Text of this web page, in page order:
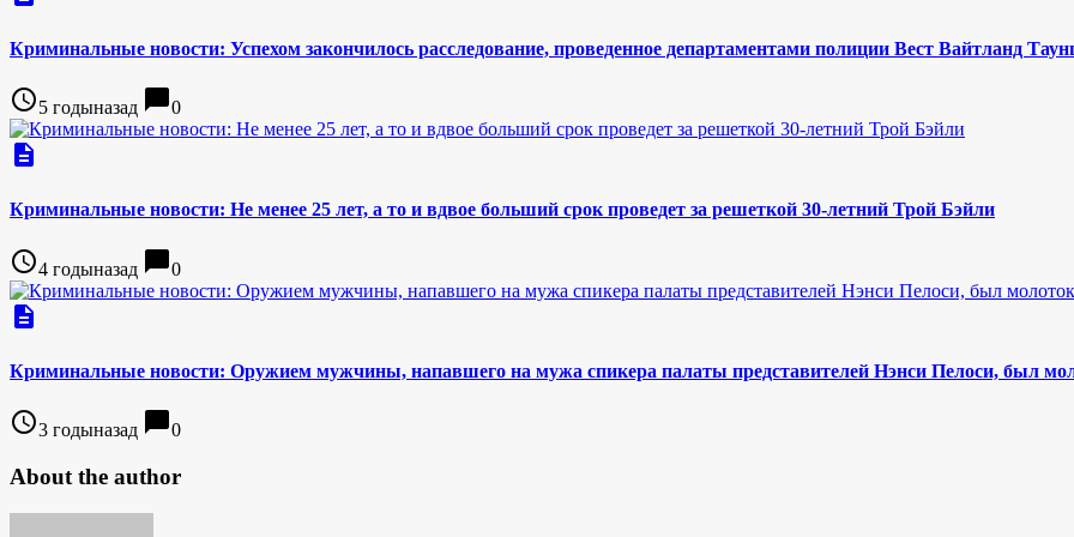
Криминальные новости: Успехом закончилось расследование, проведенное департаментами полиции Вест Вайтланд
access_time5 годыназад chat_bubble0
description
Криминальные новости: Не менее 25 лет, а то и вдвое больший срок проведет за решеткой 30-летний Трой Бэйли
access_time4 годыназад chat_bubble0
description
Криминальные новости: Оружием мужчины, напавшего на мужа спикера палаты представителей Нэнси Пелоси, был
access_time3 годыназад chat_bubble0
About the author